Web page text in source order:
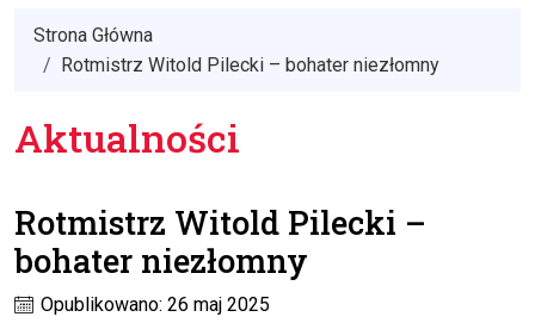
Strona Główna
Rotmistrz Witold Pilecki – bohater niezłomny
Aktualności
Rotmistrz Witold Pilecki –
bohater niezłomny
Opublikowano: 26 maj 2025